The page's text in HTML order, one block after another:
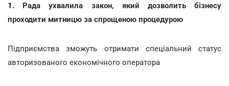
1. Рада ухвалила закон, який дозволить бізнесу
проходити митницю за спрощеною процедурою
Підприємства зможуть отримати спеціальний статус
авторизованого економічного оператора